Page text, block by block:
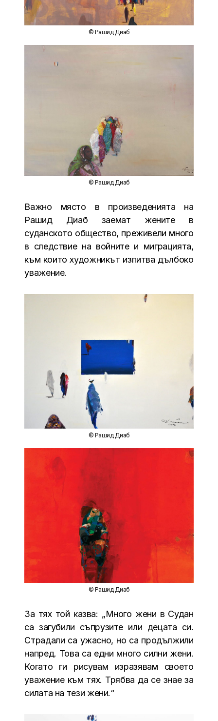
© Рашид Диаб
© Рашид Диаб
Важно място в произведенията на
Рашид Диаб заемат жените в
суданското общество, преживели много
в следствие на войните и миграцията,
към които художникът изпитва дълбоко
уважение.
© Рашид Диаб
© Рашид Диаб
За тях той казва: „Много жени в Судан
са загубили съпрузите или децата си.
Страдали са ужасно, но са продължили
напред. Това са едни много силни жени.
Когато ги рисувам изразявам своето
уважение към тях. Трябва да се знае за
силата на тези жени.“